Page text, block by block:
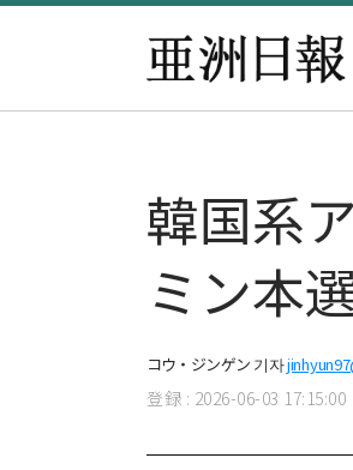
韓国系
ミン本
コウ・ジンゲン 기자
登録 : 2026-06-03 17:15:00